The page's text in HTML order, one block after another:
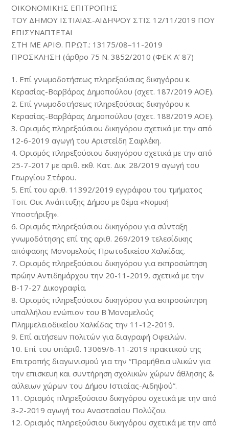
ΟΙΚΟΝΟΜΙΚΗΣ ΕΠΙΤΡΟΠΗΣ
ΤΟΥ ΔΗΜΟΥ ΙΣΤΙΑΙΑΣ-ΑΙΔΗΨΟΥ ΣΤΙΣ 12/11/2019 ΠΟΥ
ΕΠΙΣΥΝΑΠΤΕΤΑΙ
ΣΤΗ ΜΕ ΑΡΙΘ. ΠΡΩΤ.: 13175/08–11-2019
ΠΡΟΣΚΛΗΣΗ (άρθρο 75 Ν. 3852/2010 (ΦΕΚ Α’ 87)
1. Επί γνωμοδοτήσεως πληρεξούσιας δικηγόρου κ.
Κερασίας-Βαρβάρας Δημοπούλου (σχετ. 187/2019 ΑΟΕ).
2. Επί γνωμοδοτήσεως πληρεξούσιας δικηγόρου κ.
Κερασίας-Βαρβάρας Δημοπούλου (σχετ. 188/2019 ΑΟΕ).
3. Ορισμός πληρεξούσιου δικηγόρου σχετικά με την από
12-6-2019 αγωγή του Αριστείδη Σαφλέκη.
4. Ορισμός πληρεξούσιου δικηγόρου σχετικά με την από
25-7-2017 με αριθ. εκθ. Κατ. Δικ. 28/2019 αγωγή του
Γεωργίου Στέφου.
5. Επί του αριθ. 11392/2019 εγγράφου του τμήματος
Τοπ. Οικ. Ανάπτυξης Δήμου με θέμα «Νομική
Υποστήριξη».
6. Ορισμός πληρεξούσιου δικηγόρου για σύνταξη
γνωμοδότησης επί της αριθ. 269/2019 τελεσίδικης
απόφασης Μονομελούς Πρωτοδικείου Χαλκίδας.
7. Ορισμός πληρεξούσιου δικηγόρου για εκπροσώπηση
πρώην Αντιδημάρχου την 20-11-2019, σχετικά με την
Β-17-27 Δικογραφία.
8. Ορισμός πληρεξούσιου δικηγόρου για εκπροσώπηση
υπαλλήλου ενώπιον του Β΄ Μονομελούς
Πλημμελειοδικείου Χαλκίδας την 11-12-2019.
9. Επί αιτήσεων πολιτών για διαγραφή Οφειλών.
10. Επί του υπ΄αριθ. 13069/6-11-2019 πρακτικού της
Επιτροπής διαγωνισμού για την “Προμήθεια υλικών για
την επισκευή και συντήρηση σχολικών χώρων άθλησης &
αύλειων χώρων του Δήμου Ιστιαίας-Αιδηψού”.
11. Ορισμός πληρεξούσιου δικηγόρου σχετικά με την από
3-2-2019 αγωγή του Αναστασίου Πολύζου.
12. Ορισμός πληρεξούσιου δικηγόρου σχετικά με την από